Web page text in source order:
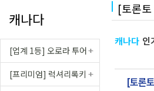
캐나다
[업계 1등] 오로라 투어
[프리미엄] 럭셔리록키
[토론
캐나다 인
[토론